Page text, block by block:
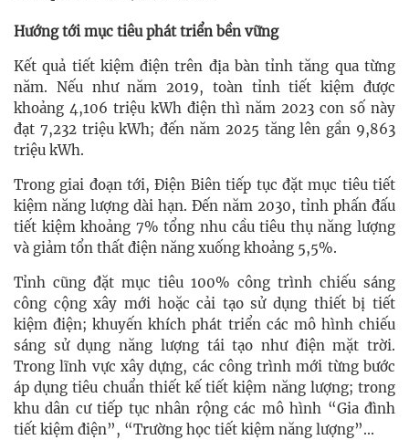
Hướng tới mục tiêu phát triển bền vững
Kết quả tiết kiệm điện trên địa bàn tỉnh tăng qua từng
năm. Nếu như năm 2019, toàn tỉnh tiết kiệm được
khoảng 4,106 triệu kWh điện thì năm 2023 con số này
đạt 7,232 triệu kWh; đến năm 2025 tăng lên gần 9,863
triệu kWh.
Trong giai đoạn tới, Điện Biên tiếp tục đặt mục tiêu tiết
kiệm năng lượng dài hạn. Đến năm 2030, tỉnh phấn đấu
tiết kiệm khoảng 7% tổng nhu cầu tiêu thụ năng lượng
và giảm tổn thất điện năng xuống khoảng 5,5%.
Tỉnh cũng đặt mục tiêu 100% công trình chiếu sáng
công cộng xây mới hoặc cải tạo sử dụng thiết bị tiết
kiệm điện; khuyến khích phát triển các mô hình chiếu
sáng sử dụng năng lượng tái tạo như điện mặt trời.
Trong lĩnh vực xây dựng, các công trình mới từng bước
áp dụng tiêu chuẩn thiết kế tiết kiệm năng lượng; trong
khu dân cư tiếp tục nhân rộng các mô hình “Gia đình
tiết kiệm điện”, “Trường học tiết kiệm năng lượng”...